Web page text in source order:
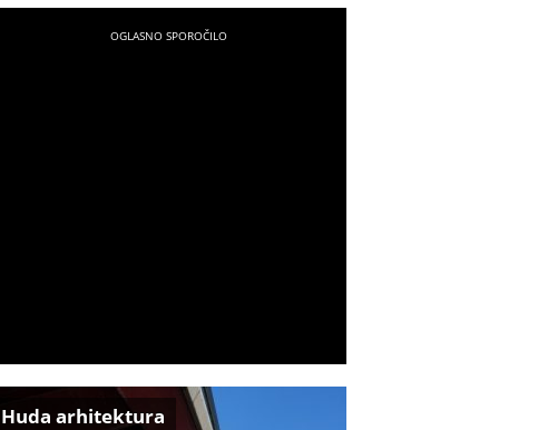
Huda arhitektura